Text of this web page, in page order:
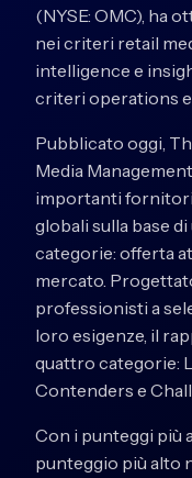
(NYSE: OMC), ha
nei criteri retail
intelligence e
criteri operations
Pubblicato oggi,
Media
importanti fornitori
globali sulla base
categorie: offerta
mercato.
professionisti a
loro esigenze, il
quattro categorie:
Contenders e
Con i punteggi più
punteggio più alto